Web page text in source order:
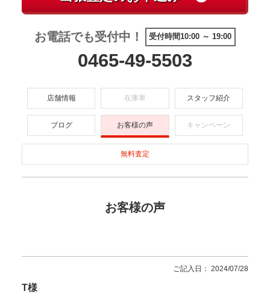
お電話でも受付中！ 受付時間10:00 ～ 19:00
0465-49-5503
店舗情報 在庫車 スタッフ紹介
ブログ お客様の声 キャンペーン
無料査定
お客様の声
ご記入日： 2024/07/28
T様